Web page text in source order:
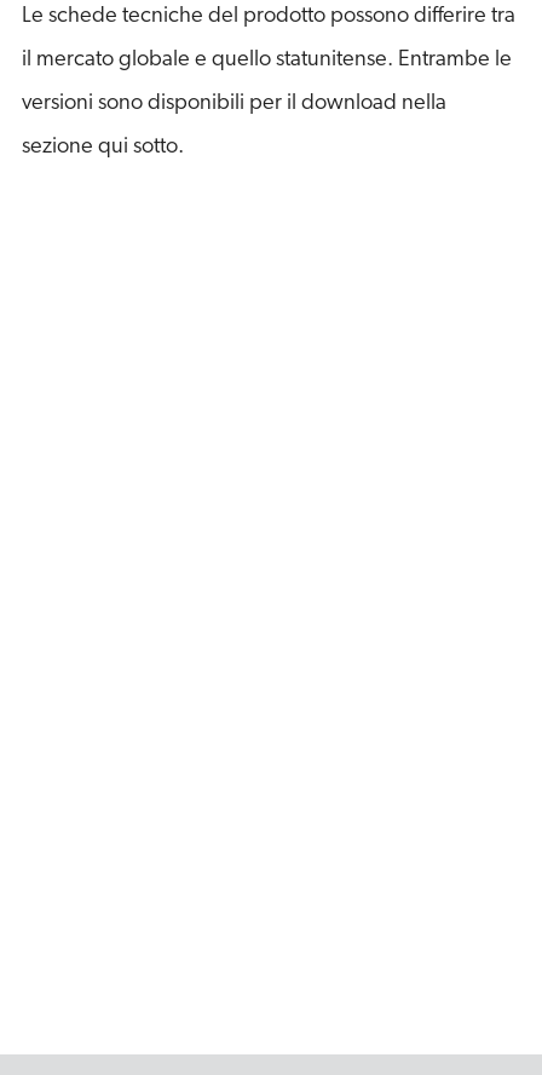
Le schede tecniche del prodotto possono differire tra
il mercato globale e quello statunitense. Entrambe le
versioni sono disponibili per il download nella
sezione qui sotto.